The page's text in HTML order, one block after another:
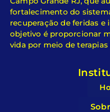
fortalecimento do
recuperação de feridas e
objetivo é proporcionar
vida por meio de terapias